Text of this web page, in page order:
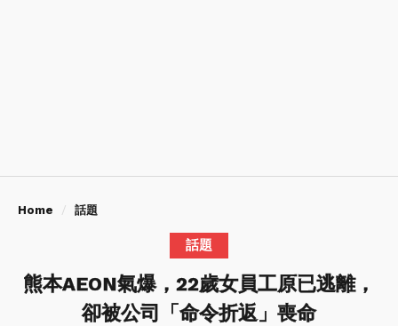
Home 話題
話題
熊本AEON氣爆，22歲女員工原已逃離，
卻被公司「命令折返」喪命